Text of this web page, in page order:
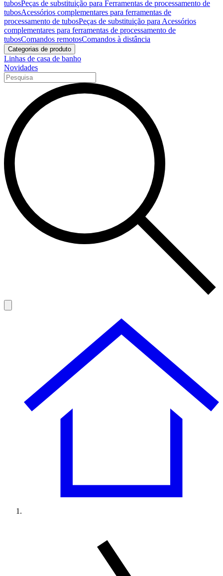
tubosPeças de substituição para Ferramentas de processamento de
tubosAcessórios complementares para ferramentas de
processamento de tubosPeças de substituição para Acessórios
complementares para ferramentas de processamento de
tubosComandos remotosComandos à distância
Categorias de produto
Linhas de casa de banho
Novidades